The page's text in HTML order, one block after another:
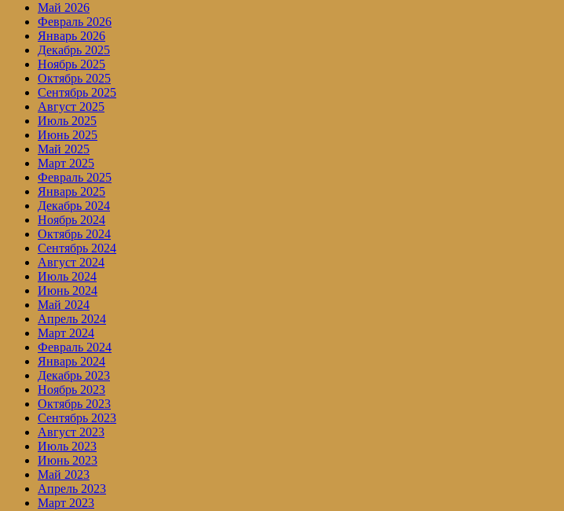
Май 2026
Февраль 2026
Январь 2026
Декабрь 2025
Ноябрь 2025
Октябрь 2025
Сентябрь 2025
Август 2025
Июль 2025
Июнь 2025
Май 2025
Март 2025
Февраль 2025
Январь 2025
Декабрь 2024
Ноябрь 2024
Октябрь 2024
Сентябрь 2024
Август 2024
Июль 2024
Июнь 2024
Май 2024
Апрель 2024
Март 2024
Февраль 2024
Январь 2024
Декабрь 2023
Ноябрь 2023
Октябрь 2023
Сентябрь 2023
Август 2023
Июль 2023
Июнь 2023
Май 2023
Апрель 2023
Март 2023